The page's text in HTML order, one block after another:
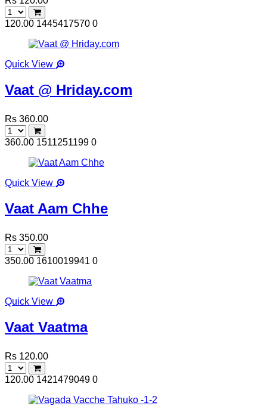
120.00 1445417570 0
Quick View
Vaat @ Hriday.com
Rs 360.00
360.00 1511251199 0
Quick View
Vaat Aam Chhe
Rs 350.00
350.00 1610019941 0
Quick View
Vaat Vaatma
Rs 120.00
120.00 1421479049 0